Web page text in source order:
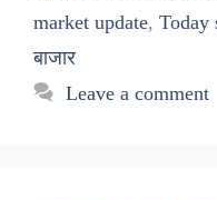
market update, Today
बाजार
Leave a comment